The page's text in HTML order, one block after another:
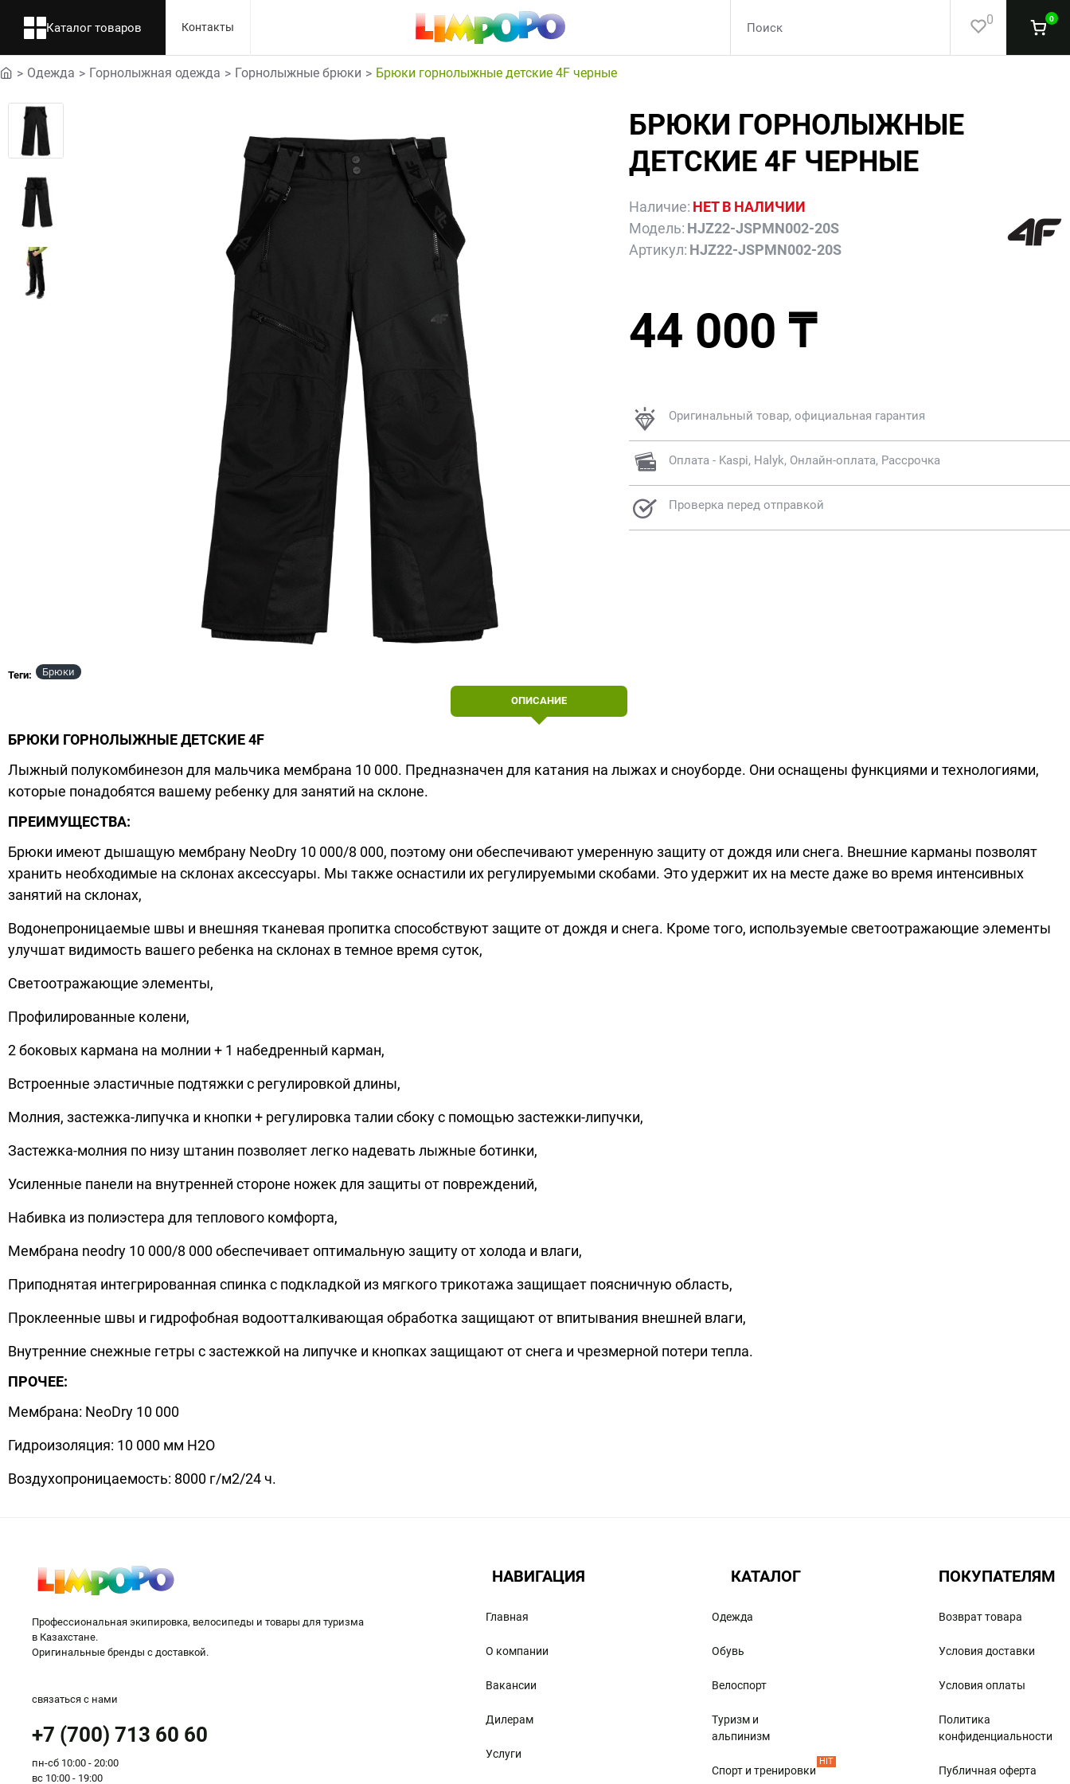
Каталог товаров Контакты 0 0
Одежда Горнолыжная одежда Горнолыжные брюки Брюки горнолыжные детские 4F черные
НЕТ В НАЛИЧИИ
Теги: Брюки
БРЮКИ ГОРНОЛЫЖНЫЕ
ДЕТСКИЕ 4F ЧЕРНЫЕ
Наличие: НЕТ В НАЛИЧИИ
Модель: HJZ22-JSPMN002-20S
Артикул: HJZ22-JSPMN002-20S
44 000 ₸
Оригинальный товар, официальная гарантия
Оплата - Kaspi, Halyk, Онлайн-оплата, Рассрочка
Проверка перед отправкой
ОПИСАНИЕ
БРЮКИ ГОРНОЛЫЖНЫЕ ДЕТСКИЕ 4F
Лыжный полукомбинезон для мальчика мембрана 10 000. Предназначен для катания на лыжах и сноуборде. Они оснащены функциями и технологиями,
которые понадобятся вашему ребенку для занятий на склоне.
ПРЕИМУЩЕСТВА:
Брюки имеют дышащую мембрану NeoDry 10 000/8 000, поэтому они обеспечивают умеренную защиту от дождя или снега. Внешние карманы позволят
хранить необходимые на склонах аксессуары. Мы также оснастили их регулируемыми скобами. Это удержит их на месте даже во время интенсивных
занятий на склонах,
Водонепроницаемые швы и внешняя тканевая пропитка способствуют защите от дождя и снега. Кроме того, используемые светоотражающие элементы
улучшат видимость вашего ребенка на склонах в темное время суток,
Светоотражающие элементы,
Профилированные колени,
2 боковых кармана на молнии + 1 набедренный карман,
Встроенные эластичные подтяжки с регулировкой длины,
Молния, застежка-липучка и кнопки + регулировка талии сбоку с помощью застежки-липучки,
Застежка-молния по низу штанин позволяет легко надевать лыжные ботинки,
Усиленные панели на внутренней стороне ножек для защиты от повреждений,
Набивка из полиэстера для теплового комфорта,
Мембрана neodry 10 000/8 000 обеспечивает оптимальную защиту от холода и влаги,
Приподнятая интегрированная спинка с подкладкой из мягкого трикотажа защищает поясничную область,
Проклеенные швы и гидрофобная водоотталкивающая обработка защищают от впитывания внешней влаги,
Внутренние снежные гетры с застежкой на липучке и кнопках защищают от снега и чрезмерной потери тепла.
ПРОЧЕЕ:
Мембрана: NeoDry 10 000
Гидроизоляция: 10 000 мм H2O
Воздухопроницаемость: 8000 г/м2/24 ч.
Профессиональная экипировка, велосипеды и товары для туризма
в Казахстане.
Оригинальные бренды с доставкой.
связаться с нами
+7 (700) 713 60 60
пн-сб 10:00 - 20:00
вс 10:00 - 19:00
НАВИГАЦИЯ
Главная
О компании
Вакансии
Дилерам
Услуги
КАТАЛОГ
Одежда
Обувь
Велоспорт
Туризм и
альпинизм
Спорт и тренировки
HIT
ПОКУПАТЕЛЯМ
Возврат товара
Условия доставки
Условия оплаты
Политика
конфиденциальности
Публичная оферта